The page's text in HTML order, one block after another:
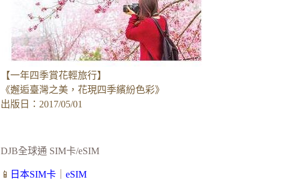
【一年四季賞花輕旅行】
《邂逅臺灣之美，花現四季繽紛色彩》
出版日：2017/05/01
DJB全球通 SIM卡/eSIM
📱 日本SIM卡｜ eSIM